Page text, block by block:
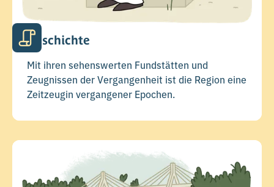
Geschichte
Mit ihren sehenswerten Fundstätten und
Zeugnissen der Vergangenheit ist die Region eine
Zeitzeugin vergangener Epochen.